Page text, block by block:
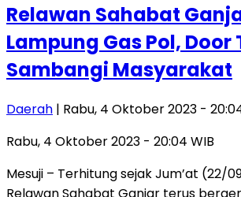
Relawan Sahabat
Lampung Gas Pol, Door
Sambangi Masyarakat
Daerah | Rabu, 4 Oktober 2023 -
Rabu, 4 Oktober 2023 - 20:04 WIB
Mesuji – Terhitung sejak Jum’at (22/
Relawan Sahabat Ganjar terus